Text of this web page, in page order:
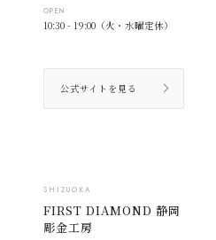
OPEN
10:30 - 19:00（火・水曜定休）
公式サイトを見る
SHIZUOKA
FIRST DIAMOND 静岡
彫金工房